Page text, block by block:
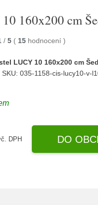
160x200 cm
/ 5 ( 15 hodnocení)
LUCY 10 160x200 cm
. SKU: 035-1158-cis-lucy10-v-
DPH DO